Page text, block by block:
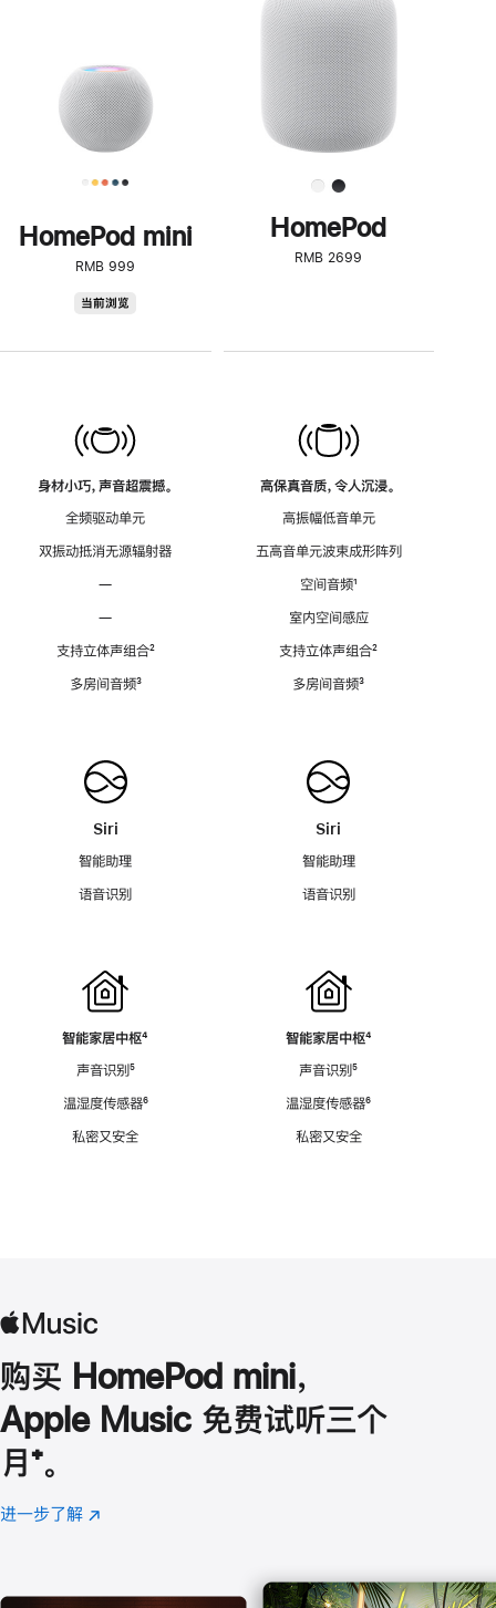
HomePod mini
RMB 999
当前浏览
身材小巧，声音超震撼。
全频驱动单元
双振动抵消无源辐射器
—
—
支持立体声组合脚
²
多房间音频脚
³
Siri
智能助理
语音识别
智能家居中枢脚
⁴
声音识别脚
⁵
温湿度传感器脚
⁶
私密又安全
了
解
HomePod<
HomePod
RMB 2699
高保真音质，令人沉浸。
高振幅低音单元
五高音单元波束成形阵列
空间音频脚
¹
室内空间感应
支持立体声组合脚
²
多房间音频脚
³
Siri
智能助理
语音识别
智能家居中枢脚
⁴
声音识别脚
⁵
温湿度传感器脚
⁶
私密又安全
购买 HomePod mini，
Apple Music 免费试听三个
月 脚
注
⁺。
进一步了解 Apple
(在
口